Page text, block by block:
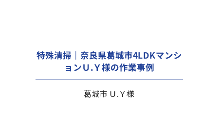
特殊清掃｜奈良県葛城市4LDKマンシ
ョンＵ.Ｙ様の作業事例
葛城市 Ｕ.Ｙ様